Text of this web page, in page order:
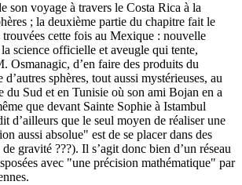
son voyage à travers le Costa Rica à la
; la deuxième partie du chapitre fait le
trouvées cette fois au Mexique : nouvelle
science officielle et aveugle qui tente,
Osmanagic, d’en faire des produits du
sphères, tout aussi mystérieuses, au
du Sud et en Tunisie où son ami Bojan en a
que devant Sainte Sophie à Istambul
d’ailleurs que le seul moyen de réaliser une
aussi absolue" est de se placer dans des
gravité ???). Il s’agit donc bien d’un réseau
avec "une précision mathématique" par